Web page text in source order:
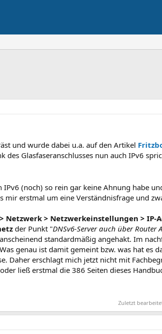
und wurde dabei u.a. auf den Artikel
des Glasfaseranschlusses nun auch IPv6
(noch) so rein gar keine Ahnung habe
erstmal um eine Verständnisfrage und
Netzwerk > Netzwerkeinstellungen > IP-
der Punkt "DNSv6-Server auch über Router
standardmäßig angehakt. Im
genau ist damit gemeint bzw. was hat es
Daher erschlagt mich jetzt nicht mit
ließ erstmal die 386 Seiten dieses
Zuletzt